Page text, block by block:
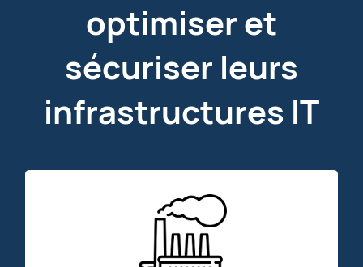
optimiser et
sécuriser leurs
infrastructures IT